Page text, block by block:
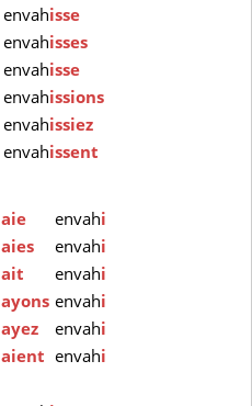
envahisse
envahisses
envahisse
envahissions
envahissiez
envahissent
aie envahi
aies envahi
ait envahi
ayons envahi
ayez envahi
aient envahi